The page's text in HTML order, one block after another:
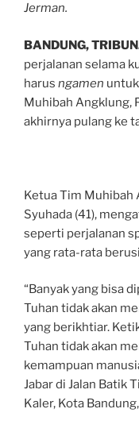
Jerman.
BANDUNG,
perjalanan selama
harus ngamen
Muhibah Angklung,
akhirnya pulang ke
Ketua Tim Muhibah
Syuhada (41),
seperti perjalanan
yang rata-rata
“Banyak yang bisa
Tuhan tidak akan
yang berikhtiar.
Tuhan tidak akan
kemampuan
Jabar di Jalan Batik
Kaler, Kota